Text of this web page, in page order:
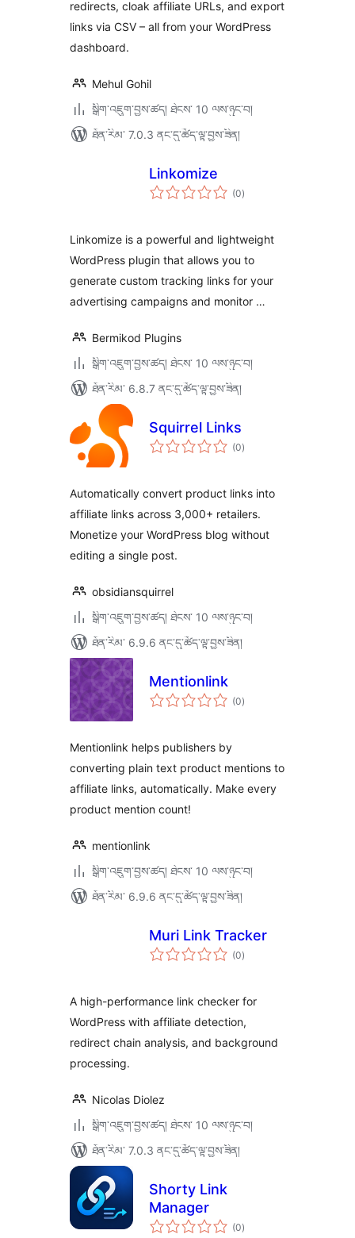
redirects, cloak affiliate URLs, and export
links via CSV – all from your WordPress
dashboard.
Mehul Gohil
སྒྲིག་འཇུག་བྱས་ཚད། ཐེངས་ 10 ལས་ཉུང་བ།
ཐོན་རིམ་ 7.0.3 ནང་དུ་ཚོད་ལྟ་བྱས་ཟིན།
Linkomize
(0གདེང་
འཇོག་
)
Linkomize is a powerful and lightweight
WordPress plugin that allows you to
generate custom tracking links for your
advertising campaigns and monitor …
Bermikod Plugins
སྒྲིག་འཇུག་བྱས་ཚད། ཐེངས་ 10 ལས་ཉུང་བ།
ཐོན་རིམ་ 6.8.7 ནང་དུ་ཚོད་ལྟ་བྱས་ཟིན།
Squirrel Links
(0གདེང་
འཇོག་
)
Automatically convert product links into
affiliate links across 3,000+ retailers.
Monetize your WordPress blog without
editing a single post.
obsidiansquirrel
སྒྲིག་འཇུག་བྱས་ཚད། ཐེངས་ 10 ལས་ཉུང་བ།
ཐོན་རིམ་ 6.9.6 ནང་དུ་ཚོད་ལྟ་བྱས་ཟིན།
Mentionlink
(0གདེང་
འཇོག་
)
Mentionlink helps publishers by
converting plain text product mentions to
affiliate links, automatically. Make every
product mention count!
mentionlink
སྒྲིག་འཇུག་བྱས་ཚད། ཐེངས་ 10 ལས་ཉུང་བ།
ཐོན་རིམ་ 6.9.6 ནང་དུ་ཚོད་ལྟ་བྱས་ཟིན།
Muri Link Tracker
(0གདེང་
འཇོག་
)
A high-performance link checker for
WordPress with affiliate detection,
redirect chain analysis, and background
processing.
Nicolas Diolez
སྒྲིག་འཇུག་བྱས་ཚད། ཐེངས་ 10 ལས་ཉུང་བ།
ཐོན་རིམ་ 7.0.3 ནང་དུ་ཚོད་ལྟ་བྱས་ཟིན།
Shorty Link
Manager
(0གདེང་
འཇོག་
)